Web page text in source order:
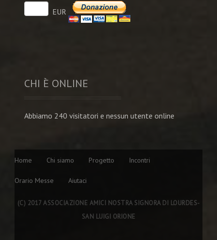
EUR
CHI È ONLINE
Abbiamo 240 visitatori e nessun utente online
Home Chi siamo Progetto Incontri
Orario Messe Aiutaci
(C) 2017 ASSOCIAZIONE AMICI NOSTRA SIGNORA DI LOURDES-
SAN LUIGI ORIONE